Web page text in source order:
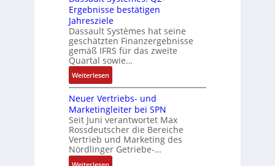
n
b
a
u
:
P
o
s
i
t
i
v
e
n
c
o
d
e
r
a
n
g
u
l
a
t
i
o
n
r
a
t
d
e
r
F
a
b
r
i
k
s
e
S
y
s
t
e
m
t
e
c
h
n
Ergebnisse bestätigen
Jahresziele
Dassault Systèmes hat seine
geschätzten Finanzergebnisse
gemäß IFRS für das zweite
Quartal sowie…
Weiterlesen:
D
a
s
s
a
u
l
Neuer Vertriebs- und
Marketingleiter bei SPN
Seit Juni verantwortet Max
Rossdeutscher die Bereiche
Vertrieb und Marketing des
Nördlinger Getriebe-…
: